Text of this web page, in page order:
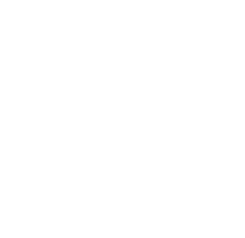
augustus 2026